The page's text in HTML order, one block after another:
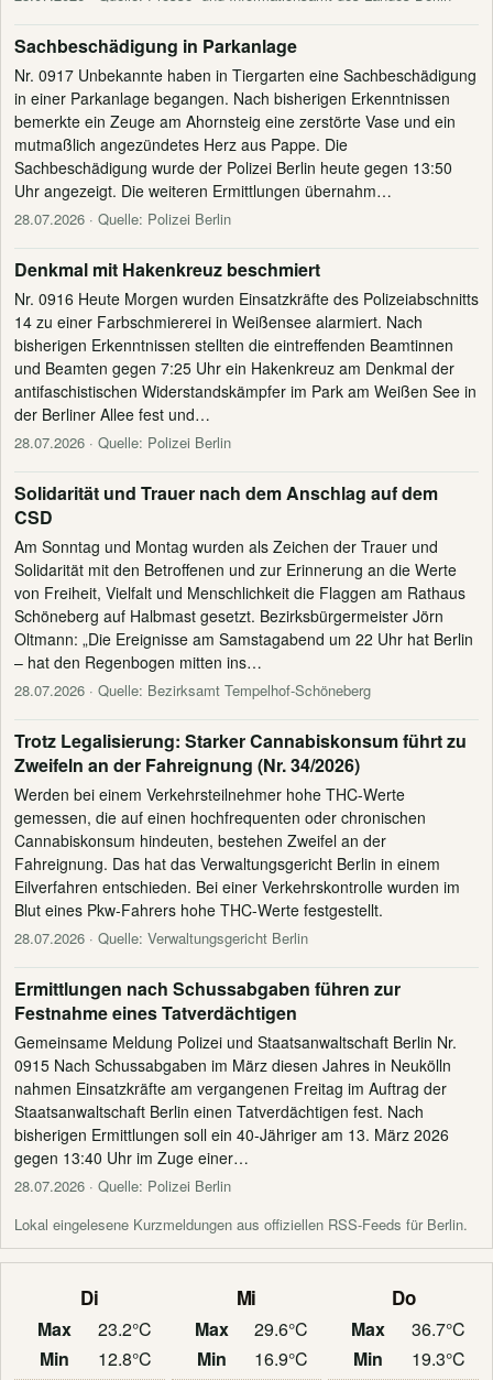
Sachbeschädigung in Parkanlage
Nr. 0917 Unbekannte haben in Tiergarten eine Sachbeschädigung
in einer Parkanlage begangen. Nach bisherigen Erkenntnissen
bemerkte ein Zeuge am Ahornsteig eine zerstörte Vase und ein
mutmaßlich angezündetes Herz aus Pappe. Die
Sachbeschädigung wurde der Polizei Berlin heute gegen 13:50
Uhr angezeigt. Die weiteren Ermittlungen übernahm…
28.07.2026 · Quelle: Polizei Berlin
Denkmal mit Hakenkreuz beschmiert
Nr. 0916 Heute Morgen wurden Einsatzkräfte des Polizeiabschnitts
14 zu einer Farbschmiererei in Weißensee alarmiert. Nach
bisherigen Erkenntnissen stellten die eintreffenden Beamtinnen
und Beamten gegen 7:25 Uhr ein Hakenkreuz am Denkmal der
antifaschistischen Widerstandskämpfer im Park am Weißen See in
der Berliner Allee fest und…
28.07.2026 · Quelle: Polizei Berlin
Solidarität und Trauer nach dem Anschlag auf dem
CSD
Am Sonntag und Montag wurden als Zeichen der Trauer und
Solidarität mit den Betroffenen und zur Erinnerung an die Werte
von Freiheit, Vielfalt und Menschlichkeit die Flaggen am Rathaus
Schöneberg auf Halbmast gesetzt. Bezirksbürgermeister Jörn
Oltmann: „Die Ereignisse am Samstagabend um 22 Uhr hat Berlin
– hat den Regenbogen mitten ins…
28.07.2026 · Quelle: Bezirksamt Tempelhof-Schöneberg
Trotz Legalisierung: Starker Cannabiskonsum führt zu
Zweifeln an der Fahreignung (Nr. 34/2026)
Werden bei einem Verkehrsteilnehmer hohe THC-Werte
gemessen, die auf einen hochfrequenten oder chronischen
Cannabiskonsum hindeuten, bestehen Zweifel an der
Fahreignung. Das hat das Verwaltungsgericht Berlin in einem
Eilverfahren entschieden. Bei einer Verkehrskontrolle wurden im
Blut eines Pkw-Fahrers hohe THC-Werte festgestellt.
28.07.2026 · Quelle: Verwaltungsgericht Berlin
Ermittlungen nach Schussabgaben führen zur
Festnahme eines Tatverdächtigen
Gemeinsame Meldung Polizei und Staatsanwaltschaft Berlin Nr.
0915 Nach Schussabgaben im März diesen Jahres in Neukölln
nahmen Einsatzkräfte am vergangenen Freitag im Auftrag der
Staatsanwaltschaft Berlin einen Tatverdächtigen fest. Nach
bisherigen Ermittlungen soll ein 40-Jähriger am 13. März 2026
gegen 13:40 Uhr im Zuge einer…
28.07.2026 · Quelle: Polizei Berlin
Lokal eingelesene Kurzmeldungen aus offiziellen RSS-Feeds für Berlin.
Di
Max
23.2°C
Min
12.8°C
Mi
Max
29.6°C
Min
16.9°C
Do
Max
36.7°C
Min
19.3°C